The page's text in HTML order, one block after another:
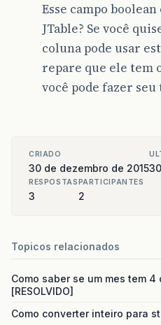
default
return
null
}
@Override
@Override
public void
// aqui
// e vemos o
switch ( coluna)
c.
Esse campo
JTable? Se você
coluna pode usar
repare que ele tem
você pode fazer
CRIADO
30 de dezembro de 2015
RESPOSTAS
3
PARTICIPANTES
2
Topicos relacionados
Como saber se um mes tem 4
[RESOLVIDO]
Como converter inteiro para